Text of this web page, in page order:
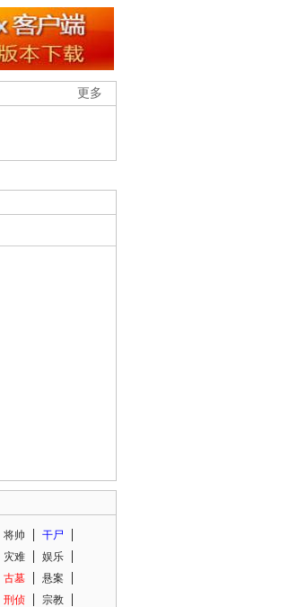
更多
将帅
干尸
灾难
娱乐
古墓
悬案
刑侦
宗教